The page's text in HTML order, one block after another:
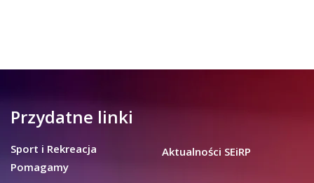
Przydatne linki
Sport i Rekreacja
Pomagamy
Aktualności SEiRP